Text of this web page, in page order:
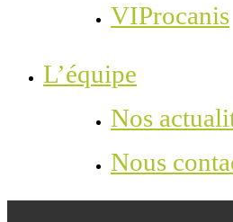
VIProcanis
L’équipe
Nos
Nous